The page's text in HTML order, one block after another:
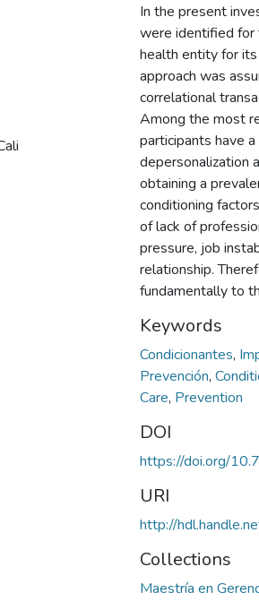
In the present
were identified for
health entity for
approach was
correlational
Among the most
participants have
depersonalization
obtaining a
conditioning
of lack of
pressure, job
relationship.
fundamentally to
Keywords
Condicionantes,
Prevención,
Care, Prevention
DOI
https://doi.org/
URI
http://
Collections
Maestría en